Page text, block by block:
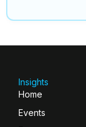
Insights
Home
Events